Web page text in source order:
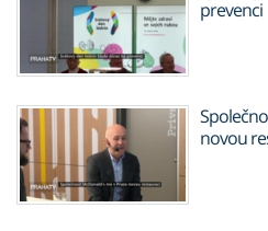
prevenci
novou